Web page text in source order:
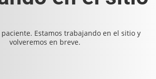
Estamos trabajando en el sitio y
volveremos en breve.